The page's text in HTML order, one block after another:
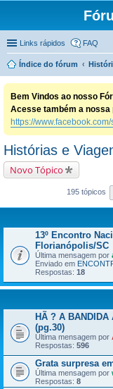
Links rápidos FAQ
Índice do fórum
Bem Vindos ao nosso
Acesse também a nossa
https://
Histórias e
Novo Tópico
195 tópicos
13º Encontro
Florianópolis/SC
Última mensagem por
Enviado em
Respostas: 18
HÃ ? A
(pg.30)
Última mensagem por
Respostas: 596
Grata surpresa
Última mensagem por
Respostas: 8